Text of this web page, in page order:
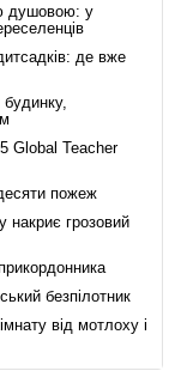
душовою: у
де вже
Global Teacher
пожеж
накриє грозовий
безпілотник
від мотлоху і